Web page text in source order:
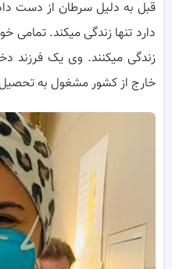
دارد تنها زندگی میکند. تمامی
زندگی میکنند. وی یک فرزند
خارج از کشور مشغول به